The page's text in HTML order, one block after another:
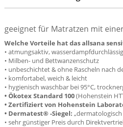
geeignet für Matratzen mit
Welche Vorteile hat das allsana
• atmungsaktiv,
• Milben- und Bettwanzenschutz
• unbeschichtet & ohne Rascheln nach
• komfortabel, weich & leicht
• hygienisch waschbar bei 95°C,
• Ökotex Standard 100(Hohenstein
• Zertifiziert von Hohenstein
• Dermatest® -Siegel:
• sehr günstiger Preis durch